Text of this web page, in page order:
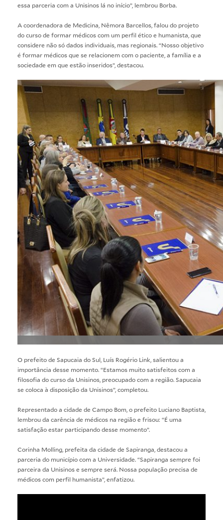
essa parceria com a Unisinos lá no início”, lembrou Borba.
A coordenadora de Medicina, Nêmora Barcellos, falou do projeto
do curso de formar médicos com um perfil ético e humanista, que
considere não só dados individuais, mas regionais. “Nosso objetivo
é formar médicos que se relacionem com o paciente, a família e a
sociedade em que estão inseridos”, destacou.
O prefeito de Sapucaia do Sul, Luís Rogério Link, salientou a
importância desse momento. “Estamos muito satisfeitos com a
filosofia do curso da Unisinos, preocupado com a região. Sapucaia
se coloca à disposição da Unisinos”, completou.
Representado a cidade de Campo Bom, o prefeito Luciano Baptista,
lembrou da carência de médicos na região e frisou: “É uma
satisfação estar participando desse momento”.
Corinha Molling, prefeita da cidade de Sapiranga, destacou a
parceria do município com a Universidade. “Sapiranga sempre foi
parceira da Unisinos e sempre será. Nossa população precisa de
médicos com perfil humanista”, enfatizou.